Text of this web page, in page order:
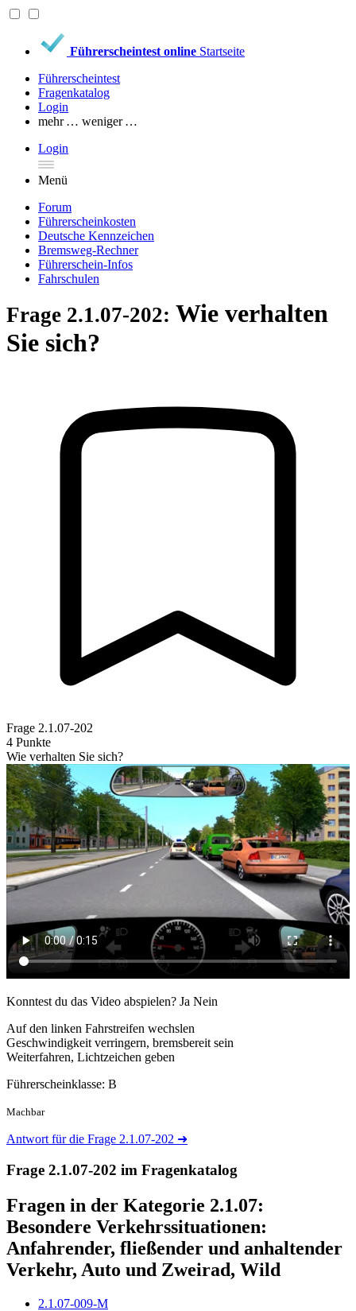
Führerscheintest online Startseite
Führerscheintest
Fragenkatalog
Login
mehr … weniger …
Login
Menü
Forum
Führerscheinkosten
Deutsche Kennzeichen
Bremsweg-Rechner
Führerschein-Infos
Fahrschulen
Frage 2.1.07-202: Wie verhalten
Sie sich?
Frage 2.1.07-202
4 Punkte
Wie verhalten Sie sich?
Konntest du das Video abspielen? Ja Nein
Auf den linken Fahrstreifen wechslen
Geschwindigkeit verringern, bremsbereit sein
Weiterfahren, Lichtzeichen geben
Führerscheinklasse: B
Machbar
Antwort für die Frage 2.1.07-202 ➜
Frage 2.1.07-202 im Fragenkatalog
Fragen in der Kategorie 2.1.07:
Besondere Verkehrssituationen:
Anfahrender, fließender und anhaltender
Verkehr, Auto und Zweirad, Wild
2.1.07-009-M